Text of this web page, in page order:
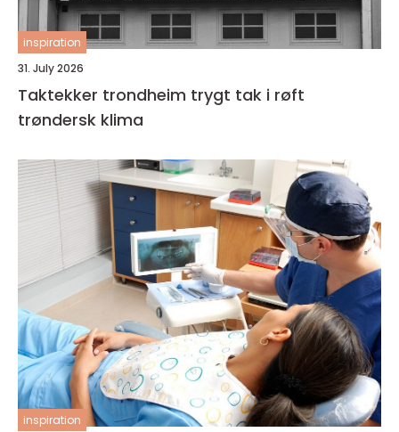
inspiration
31. July 2026
Taktekker trondheim trygt tak i røft
trøndersk klima
inspiration